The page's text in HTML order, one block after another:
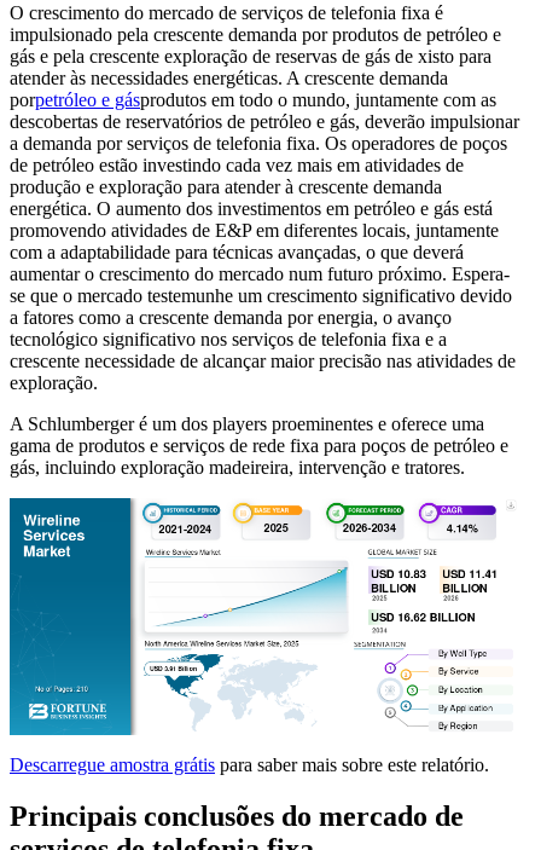
O crescimento do mercado de serviços de telefonia fixa é
impulsionado pela crescente demanda por produtos de petróleo e
gás e pela crescente exploração de reservas de gás de xisto para
atender às necessidades energéticas. A crescente demanda
porpetróleo e gásprodutos em todo o mundo, juntamente com as
descobertas de reservatórios de petróleo e gás, deverão impulsionar
a demanda por serviços de telefonia fixa. Os operadores de poços
de petróleo estão investindo cada vez mais em atividades de
produção e exploração para atender à crescente demanda
energética. O aumento dos investimentos em petróleo e gás está
promovendo atividades de E&P em diferentes locais, juntamente
com a adaptabilidade para técnicas avançadas, o que deverá
aumentar o crescimento do mercado num futuro próximo. Espera-
se que o mercado testemunhe um crescimento significativo devido
a fatores como a crescente demanda por energia, o avanço
tecnológico significativo nos serviços de telefonia fixa e a
crescente necessidade de alcançar maior precisão nas atividades de
exploração.
A Schlumberger é um dos players proeminentes e oferece uma
gama de produtos e serviços de rede fixa para poços de petróleo e
gás, incluindo exploração madeireira, intervenção e tratores.
Descarregue amostra grátis para saber mais sobre este relatório.
Principais conclusões do mercado de